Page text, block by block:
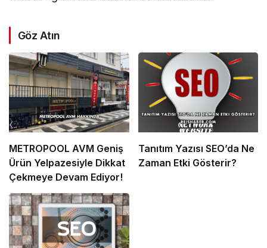
Göz Atın
METROPOOL AVM Geniş
Ürün Yelpazesiyle Dikkat
Çekmeye Devam Ediyor!
Tanıtım Yazısı SEO’da Ne
Zaman Etki Gösterir?